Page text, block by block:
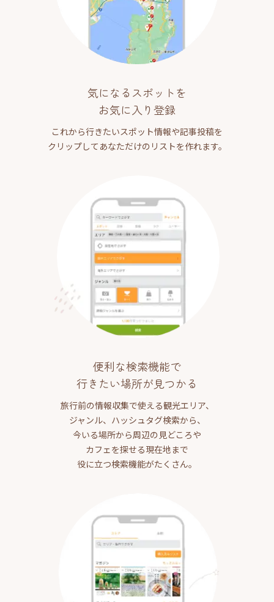
気になるスポットを
お気に入り登録
これから行きたいスポット情報や記事投稿を
クリップしてあなただけのリストを作れます。
便利な検索機能で
行きたい場所が見つかる
旅行前の情報収集で使える観光エリア、
ジャンル、ハッシュタグ検索から、
今いる場所から周辺の見どころや
カフェを探せる現在地まで
役に立つ検索機能がたくさん。